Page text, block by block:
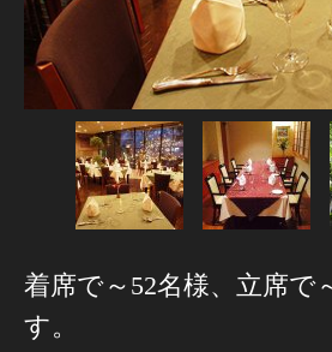
着席で～52名様、立席で
す。